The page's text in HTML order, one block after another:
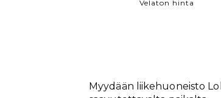
Velaton hinta
Myydään liikehuoneisto